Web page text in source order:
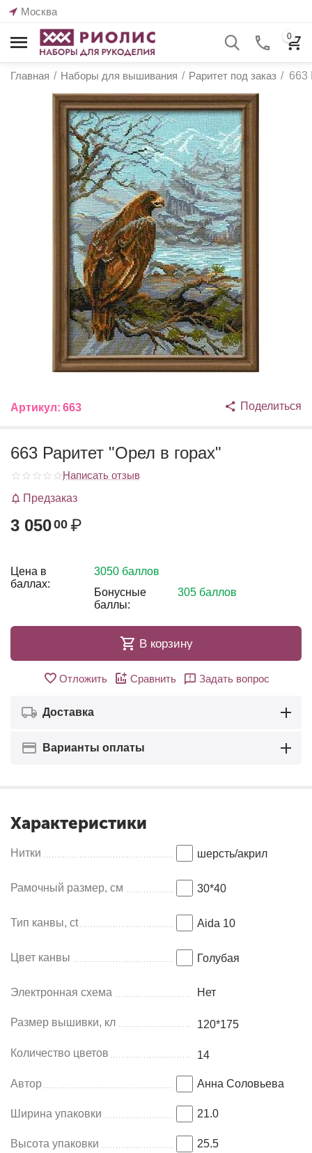
Москва
0
Главная / Наборы для вышивания / Раритет под заказ / 663
Артикул: 663 Поделиться
663 Раритет "Орел в горах"
Написать отзыв
Предзаказ
3 05000 ₽
Цена в
баллах:
3050 баллов
Бонусные
баллы:
305 баллов
В корзину
Отложить Сравнить Задать вопрос
Доставка
Варианты оплаты
Характеристики
Нитки шерсть/акрил
Рамочный размер, см 30*40
Тип канвы, ct Aida 10
Цвет канвы Голубая
Электронная схема Нет
Размер вышивки, кл 120*175
Количество цветов 14
Автор Анна Соловьева
Ширина упаковки 21.0
Высота упаковки 25.5